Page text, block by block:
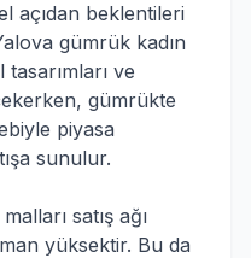
açıdan beklentileri
gümrük kadın
ve
gümrükte
piyasa
sunulur.
satış ağı
yüksektir. Bu da